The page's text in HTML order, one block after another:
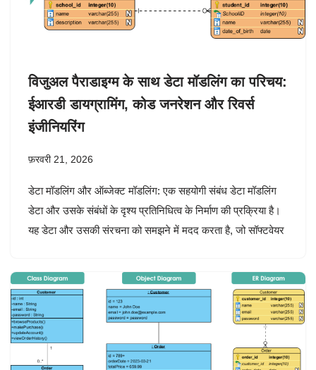
विजुअल पैराडाइग्म के साथ डेटा मॉडलिंग का परिचय:
ईआरडी डायग्रामिंग, कोड जनरेशन और रिवर्स
इंजीनियरिंग
फ़रवरी 21, 2026
डेटा मॉडलिंग और ऑब्जेक्ट मॉडलिंग: एक सहयोगी संबंध डेटा मॉडलिंग
डेटा और उसके संबंधों के दृश्य प्रतिनिधित्व के निर्माण की प्रक्रिया है।
यह डेटा और उसकी संरचना को समझने में मदद करता है, जो सॉफ्टवेयर